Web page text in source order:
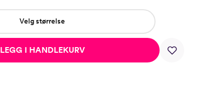
Velg størrelse
LEGG I HANDLEKURV